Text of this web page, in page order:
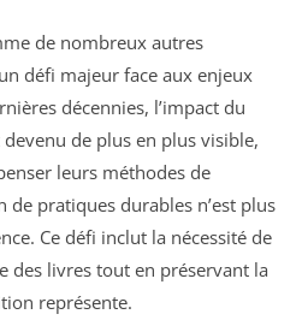
de nombreux autres
défi majeur face aux enjeux
décennies, l’impact du
de plus en plus visible,
leurs méthodes de
de pratiques durables n’est plus
Ce défi inclut la nécessité de
des livres tout en préservant la
représente.